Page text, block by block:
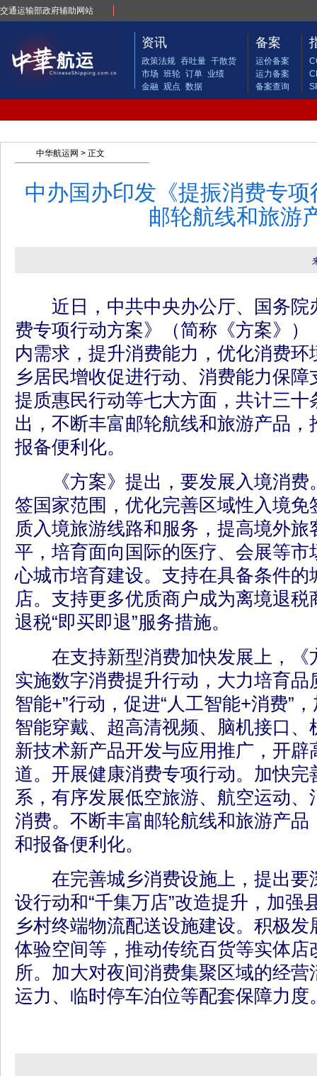
交通运输部政府辅助网站
资讯
政策法规 吞吐量 干散货
市场 班轮 订单 业绩
金融 观点 数据
备案
运价备案
运力备案
备案查询
中华航运网 > 正文
中办国办印发《提振消费专
邮轮航线和旅游
近日，中共中央办公厅、国务院
费专项行动方案》（简称《方案》
内需求，提升消费能力，优化消费
乡居民增收促进行动、消费能力保
提质惠民行动等七大方面，共计三十
出，不断丰富邮轮航线和旅游产品
报备便利化。
《方案》提出，要发展入境消费
签国家范围，优化完善区域性入境免
质入境旅游线路和服务，提高境外
平，培育面向国际的医疗、会展等市
心城市培育建设。支持在具备条件的
店。支持更多优质商户成为离境退
退税“即买即退”服务措施。
在支持新型消费加快发展上，《
实施数字消费提升行动，大力培育品
智能+”行动，促进“人工智能+消费”
智能穿戴、超高清视频、脑机接口
新技术新产品开发与应用推广，开辟
道。开展健康消费专项行动。加快完
系，有序发展低空旅游、航空运动
消费。不断丰富邮轮航线和旅游产品
和报备便利化。
在完善城乡消费设施上，提出要
设行动和“千集万店”改造提升，加强
乡村终端物流配送设施建设。积极
体验空间等，推动传统百货等实体店
所。加大对夜间消费集聚区域的经
运力、临时停车泊位等配套保障力度